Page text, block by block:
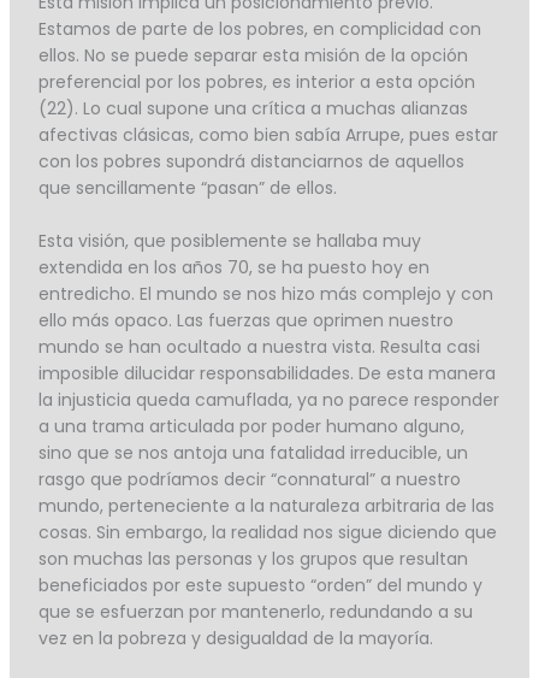
Estamos de parte de los pobres, en complicidad con
ellos. No se puede separar esta misión de la opción
preferencial por los pobres, es interior a esta opción
(22). Lo cual supone una crítica a muchas alianzas
afectivas clásicas, como bien sabía Arrupe, pues estar
con los pobres supondrá distanciarnos de aquellos
que sencillamente “pasan” de ellos.
Esta visión, que posiblemente se hallaba muy
extendida en los años 70, se ha puesto hoy en
entredicho. El mundo se nos hizo más complejo y con
ello más opaco. Las fuerzas que oprimen nuestro
mundo se han ocultado a nuestra vista. Resulta casi
imposible dilucidar responsabilidades. De esta manera
la injusticia queda camuflada, ya no parece responder
a una trama articulada por poder humano alguno,
sino que se nos antoja una fatalidad irreducible, un
rasgo que podríamos decir “connatural” a nuestro
mundo, perteneciente a la naturaleza arbitraria de las
cosas. Sin embargo, la realidad nos sigue diciendo que
son muchas las personas y los grupos que resultan
beneficiados por este supuesto “orden” del mundo y
que se esfuerzan por mantenerlo, redundando a su
vez en la pobreza y desigualdad de la mayoría.